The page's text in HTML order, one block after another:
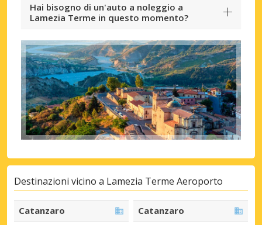
Hai bisogno di un'auto a noleggio a
Lamezia Terme in questo momento?
Destinazioni vicino a Lamezia Terme Aeroporto
Catanzaro
Catanzaro